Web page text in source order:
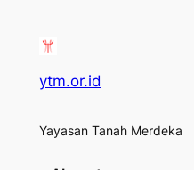
ytm.or.id
Yayasan Tanah Merdeka